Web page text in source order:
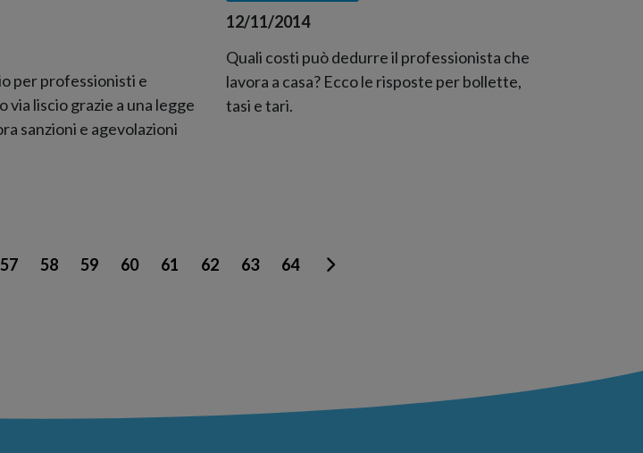
per professionisti e
via liscio grazie a una legge
sanzioni e agevolazioni
12/11/2014
Quali costi può dedurre il professionista che
lavora a casa? Ecco le risposte per bollette,
tasi e tari.
57 58 59 60 61 62 63 64